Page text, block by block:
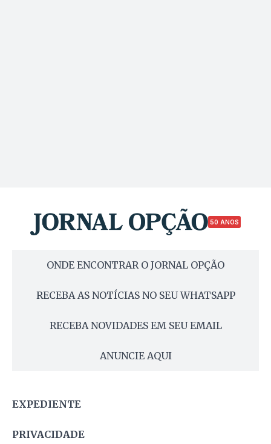
50 ANOS
ONDE ENCONTRAR O JORNAL OPÇÃO
RECEBA AS NOTÍCIAS NO SEU WHATSAPP
RECEBA NOVIDADES EM SEU EMAIL
ANUNCIE AQUI
EXPEDIENTE
PRIVACIDADE